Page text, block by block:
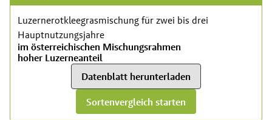
Luzernerotkleegrasmischung für zwei bis drei
Hauptnutzungsjahre
im österreichischen Mischungsrahmen
hoher Luzerneanteil
Datenblatt herunterladen
Sortenvergleich starten